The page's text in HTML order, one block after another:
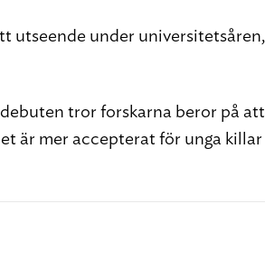
utseende under universitetsåren,
tror forskarna beror på att
är mer accepterat för unga killar